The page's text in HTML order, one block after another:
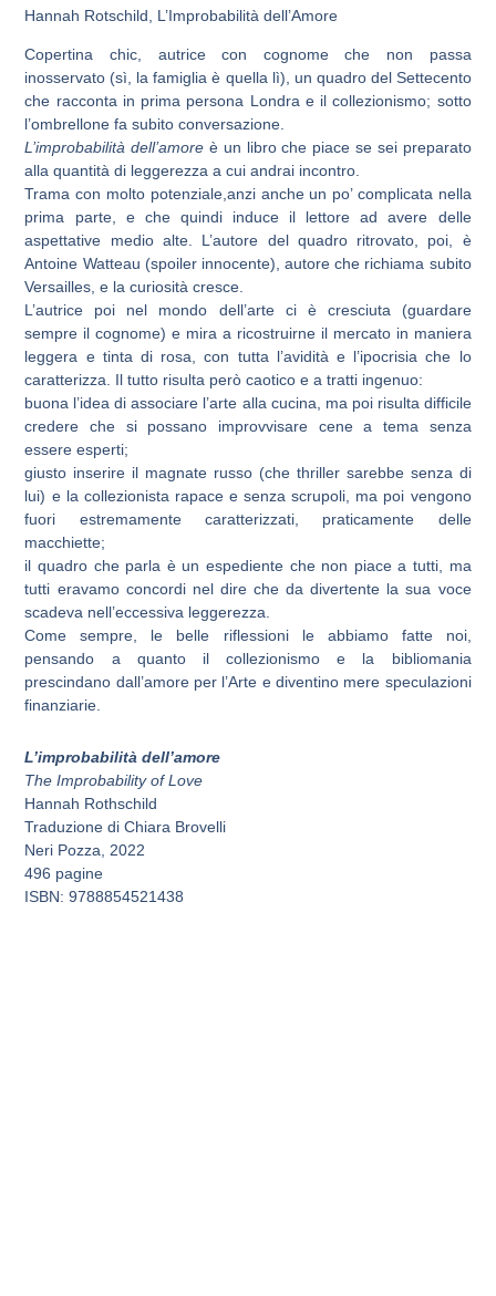
Hannah Rotschild, L’Improbabilità dell’Amore
Copertina chic, autrice con cognome che non passa
inosservato (sì, la famiglia è quella lì), un quadro del Settecento
che racconta in prima persona Londra e il collezionismo; sotto
l’ombrellone fa subito conversazione.
L’improbabilità dell’amore è un libro che piace se sei preparato
alla quantità di leggerezza a cui andrai incontro.
Trama con molto potenziale,anzi anche un po’ complicata nella
prima parte, e che quindi induce il lettore ad avere delle
aspettative medio alte. L’autore del quadro ritrovato, poi, è
Antoine Watteau (spoiler innocente), autore che richiama subito
Versailles, e la curiosità cresce.
L’autrice poi nel mondo dell’arte ci è cresciuta (guardare
sempre il cognome) e mira a ricostruirne il mercato in maniera
leggera e tinta di rosa, con tutta l’avidità e l’ipocrisia che lo
caratterizza. Il tutto risulta però caotico e a tratti ingenuo:
buona l’idea di associare l’arte alla cucina, ma poi risulta difficile
credere che si possano improvvisare cene a tema senza
essere esperti;
giusto inserire il magnate russo (che thriller sarebbe senza di
lui) e la collezionista rapace e senza scrupoli, ma poi vengono
fuori estremamente caratterizzati, praticamente delle
macchiette;
il quadro che parla è un espediente che non piace a tutti, ma
tutti eravamo concordi nel dire che da divertente la sua voce
scadeva nell’eccessiva leggerezza.
Come sempre, le belle riflessioni le abbiamo fatte noi,
pensando a quanto il collezionismo e la bibliomania
prescindano dall’amore per l’Arte e diventino mere speculazioni
finanziarie.
L’improbabilità dell’amore
The Improbability of Love
Hannah Rothschild
Traduzione di Chiara Brovelli
Neri Pozza, 2022
496 pagine
ISBN: 9788854521438